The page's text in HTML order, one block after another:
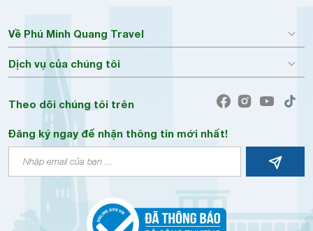
Về Phú Minh Quang Travel
Dịch vụ của chúng tôi
Theo dõi chúng tôi trên
Đăng ký ngay để nhận thông tin mới nhất!